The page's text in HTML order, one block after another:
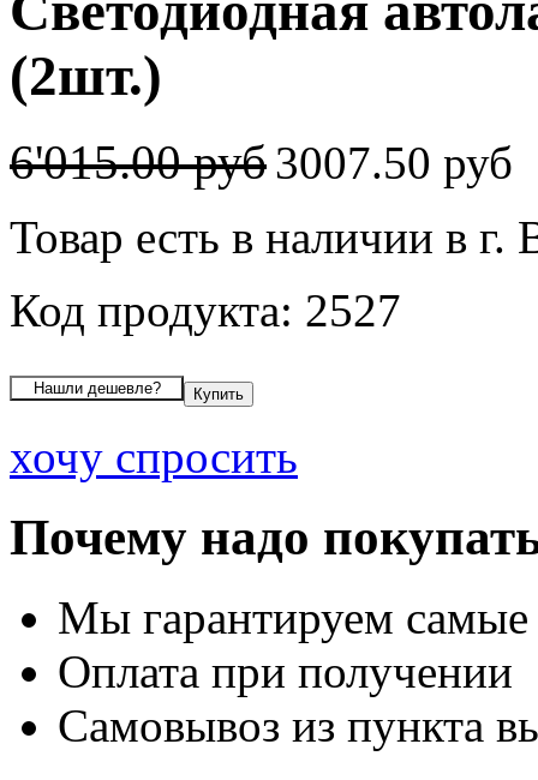
(2шт.)
6'015.00 руб3007.50 руб
Товар есть в наличии в г.
Код продукта: 2527
хочу спросить
Почему надо
Мы гарантируем
Оплата при получении
Самовывоз из пункта